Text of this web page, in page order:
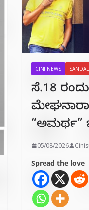
CINI NEWS
ಸೆ.18
05/08/2026
Spread the love